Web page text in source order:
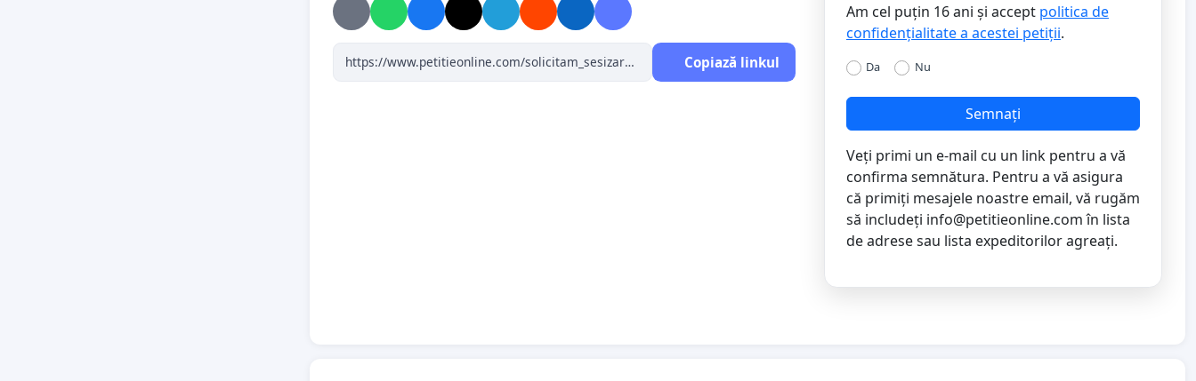
I. Situație de fapt
Copiază linkul
Am cel puțin 16 ani și accept politica de
confidențialitate a acestei petiții.
Da Nu
Semnați
Veți primi un e-mail cu un link pentru a vă
confirma semnătura. Pentru a vă asigura
că primiți mesajele noastre email, vă rugăm
să includeți info@petitieonline.comîn lista
de adrese sau lista expeditorilor agreați.